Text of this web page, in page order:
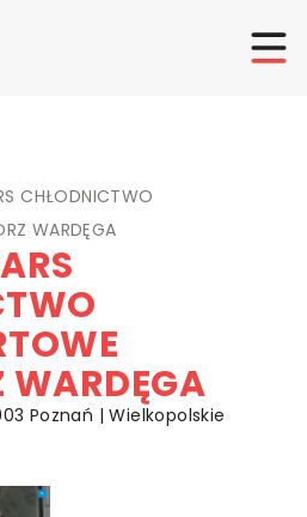
CHŁODNICTWO
WARDĘGA
WARDĘGA
Poznań | Wielkopolskie